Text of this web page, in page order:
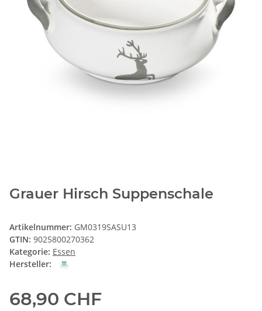
Grauer Hirsch Suppenschale
Artikelnummer: GM0319SASU13
GTIN: 9025800270362
Kategorie: Essen
Hersteller:
68,90 CHF